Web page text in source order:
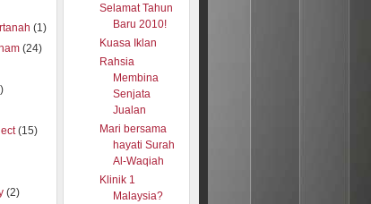
(1)
(24)
(15)
(2)
Selamat Tahun
Baru 2010!
Kuasa Iklan
Rahsia
Membina
Senjata
Jualan
Mari bersama
hayati Surah
Al-Waqiah
Klinik 1
Malaysia?